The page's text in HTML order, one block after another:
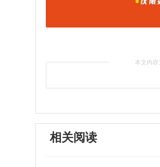
本文内容
相关阅读